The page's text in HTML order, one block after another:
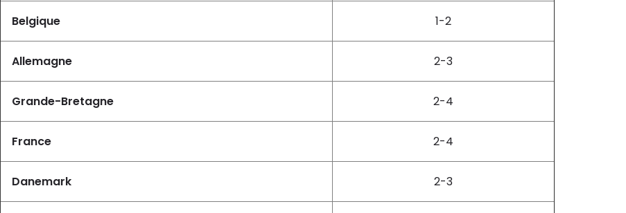
Belgique 1-2
Allemagne 2-3
Grande-Bretagne 2-4
France 2-4
Danemark 2-3